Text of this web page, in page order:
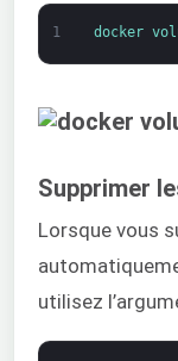
1 docker
Supprimer
Lorsque vous
utilisez